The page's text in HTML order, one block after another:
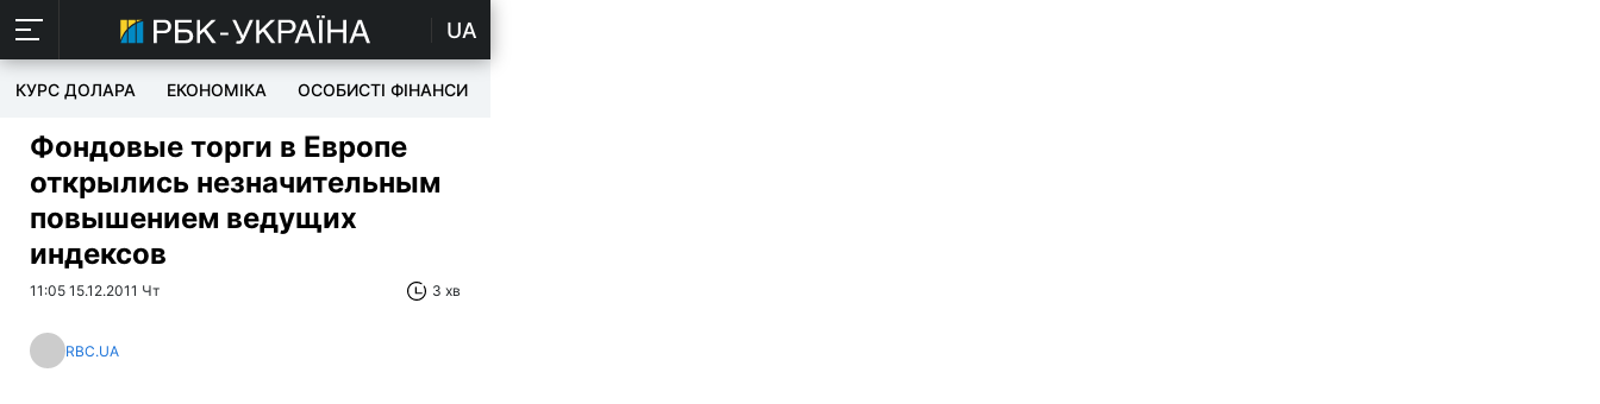
UA
КУРС ДОЛАРА ЕКОНОМІКА ОСОБИСТІ ФІНАНСИ
Фондовые торги в Европе
открылись незначительным
повышением ведущих
индексов
11:05 15.12.2011 Чт 3 хв
RBC.UA